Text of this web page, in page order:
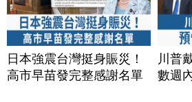
日本強震台灣挺身賑災！
高市早苗發完整感謝名單
川普
數週